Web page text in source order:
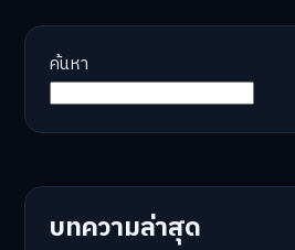
ค้นหา
บทความล่าสุด